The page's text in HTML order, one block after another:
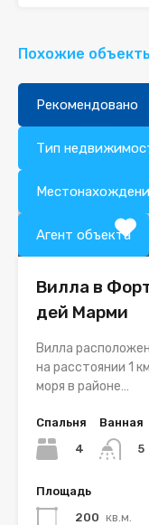
Похожие
Рекомендовано
Тип
Агент объекта
Вилла в
дей Марми
Вилла
на расстоянии 1
моря в районе…
Спальня
4
Ванная
5
Площадь
200 кв.м.